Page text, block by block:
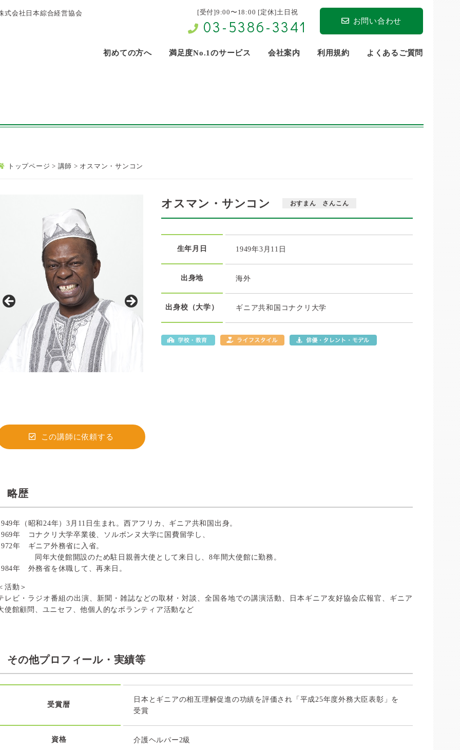
式会社日本綜合経営協会 [受付]9:00〜18:00 [定休]土日祝
03-5386-3341 お問い合わせ
初めての方へ 満足度No.1のサービス 会社案内 利用規約 よくあるご質問
トップページ > 講師 > オスマン・サンコン
この講師に依頼する
オスマン・サンコン おすまん さんこん
生年月日 1949年3月11日
出身地 海外
出身校（大学） ギニア共和国コナクリ大学
略歴
年（昭和24年）3月11日生まれ。西アフリカ、ギニア共和国出身。
年 コナクリ大学卒業後、ソルボンヌ大学に国費留学し、
年 ギニア外務省に入省。
同年大使館開設のため駐日親善大使として来日し、8年間大使館に勤務。
年 外務省を休職して、再来日。
活動＞
レビ・ラジオ番組の出演、新聞・雑誌などの取材・対談、全国各地での講演活動、日本ギニア友好協会広報官、ギニア
使館顧問、ユニセフ、他個人的なボランティア活動など
その他プロフィール・実績等
受賞暦
日本とギニアの相互理解促進の功績を評価され「平成25年度外務大臣表彰」を
受賞
資格 介護ヘルパー2級